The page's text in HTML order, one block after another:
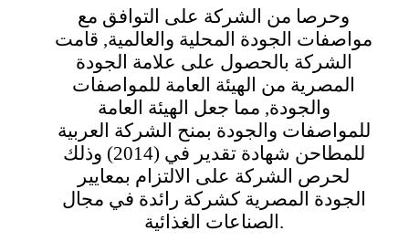
وحرصا من الشركة على التوافق مع
مواصفات الجودة المحلية والعالمية, قامت
الشركة بالحصول على علامة الجودة
المصرية من الهيئة العامة للمواصفات
والجودة, مما جعل الهيئة العامة
للمواصفات والجودة بمنح الشركة العربية
للمطاحن شهادة تقدير في (2014) وذلك
لحرص الشركة على الالتزام بمعايير
الجودة المصرية كشركة رائدة في مجال
الصناعات الغذائية.